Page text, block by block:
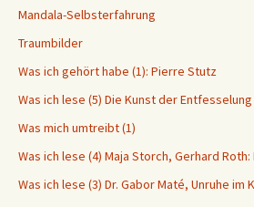
Mandala-Selbsterfahrung
Traumbilder
Was ich gehört habe (1): Pierre Stutz
Was ich lese (5) Die Kunst der Entfesselung
Was mich umtreibt (1)
Was ich lese (4) Maja Storch, Gerhard
Was ich lese (3) Dr. Gabor Maté, Unruhe im